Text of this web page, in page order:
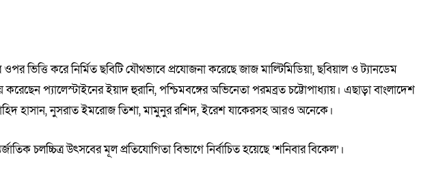
ভিত্তি করে নির্মিত ছবিটি যৌথভাবে প্রযোজনা করেছে জাজ মাল্টিমিডিয়া, ছবিয়াল ও ট্যানডেম
প্যালেস্টাইনের ইয়াদ হুরানি, পশ্চিমবঙ্গের অভিনেতা পরমব্রত চট্টোপাধ্যায়। এছাড়া বাংলাদেশ
হাসান, নুসরাত ইমরোজ তিশা, মামুনুর রশিদ, ইরেশ যাকেরসহ আরও অনেকে।
চলচ্চিত্র উৎসবের মূল প্রতিযোগিতা বিভাগে নির্বাচিত হয়েছে ‘শনিবার বিকেল’।